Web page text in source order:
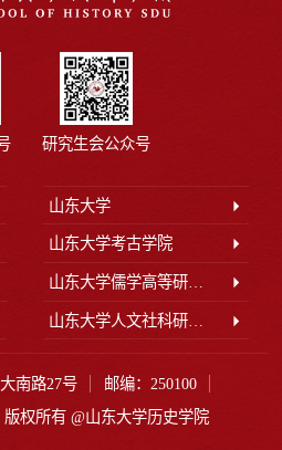
研究生会公众号
山东大学
山东大学考古学院
山东大学儒学高等研究院
山东大学人文社科研究院
南路27号
邮编：250100
版权所有 @山东大学历史学院